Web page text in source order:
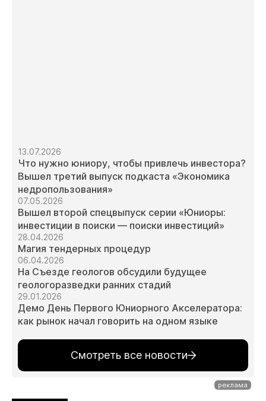
13.07.2026
Что нужно юниору, чтобы привлечь инвестора?
Вышел третий выпуск подкаста «Экономика
недропользования»
07.05.2026
Вышел второй спецвыпуск серии «Юниоры:
инвестиции в поиски — поиски инвестиций»
28.04.2026
Магия тендерных процедур
06.04.2026
На Съезде геологов обсудили будущее
геологоразведки ранних стадий
29.01.2026
Демо День Первого Юниорного Акселератора:
как рынок начал говорить на одном языке
Смотреть все новости